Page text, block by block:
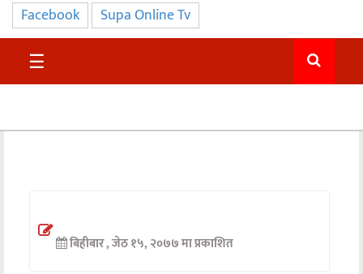
प्रमुख
समाचार
सुदुर
अन्तर्वार्ता
Facebook Supa Online Tv
☰
बिहीबार , जेठ १५, २०७७ मा प्रकाशित